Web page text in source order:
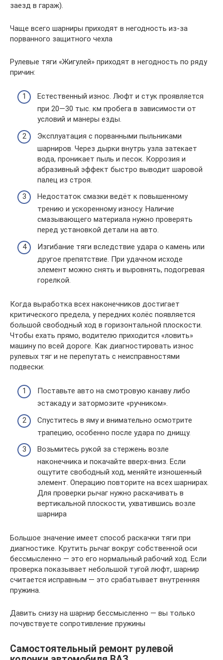
заезд в гараж).
Чаще всего шарниры приходят в негодность из-за
порванного защитного чехла
Рулевые тяги «Жигулей» приходят в негодность по ряду
причин:
Естественный износ. Люфт и стук проявляется
при 20—30 тыс. км пробега в зависимости от
условий и манеры езды.
Эксплуатация с порванными пыльниками
шарниров. Через дырки внутрь узла затекает
вода, проникает пыль и песок. Коррозия и
абразивный эффект быстро выводит шаровой
палец из строя.
Недостаток смазки ведёт к повышенному
трению и ускоренному износу. Наличие
смазывающего материала нужно проверять
перед установкой детали на авто.
Изгибание тяги вследствие удара о камень или
другое препятствие. При удачном исходе
элемент можно снять и выровнять, подогревая
горелкой.
Когда выработка всех наконечников достигает
критического предела, у передних колёс появляется
большой свободный ход в горизонтальной плоскости.
Чтобы ехать прямо, водителю приходится «ловить»
машину по всей дороге. Как диагностировать износ
рулевых тяг и не перепутать с неисправностями
подвески:
Поставьте авто на смотровую канаву либо
эстакаду и затормозите «ручником».
Спуститесь в яму и внимательно осмотрите
трапецию, особенно после удара по днищу.
Возьмитесь рукой за стержень возле
наконечника и покачайте вверх-вниз. Если
ощутите свободный ход, меняйте изношенный
элемент. Операцию повторите на всех шарнирах.
Для проверки рычаг нужно раскачивать в
вертикальной плоскости, ухватившись возле
шарнира
Большое значение имеет способ раскачки тяги при
диагностике. Крутить рычаг вокруг собственной оси
бессмысленно — это его нормальный рабочий ход. Если
проверка показывает небольшой тугой люфт, шарнир
считается исправным — это срабатывает внутренняя
пружина.
Давить снизу на шарнир бессмысленно — вы только
почувствуете сопротивление пружины
Самостоятельный ремонт рулевой